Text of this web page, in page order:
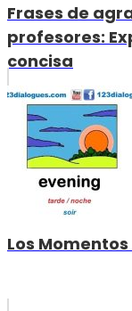
Frases de
profesores:
concisa
Los